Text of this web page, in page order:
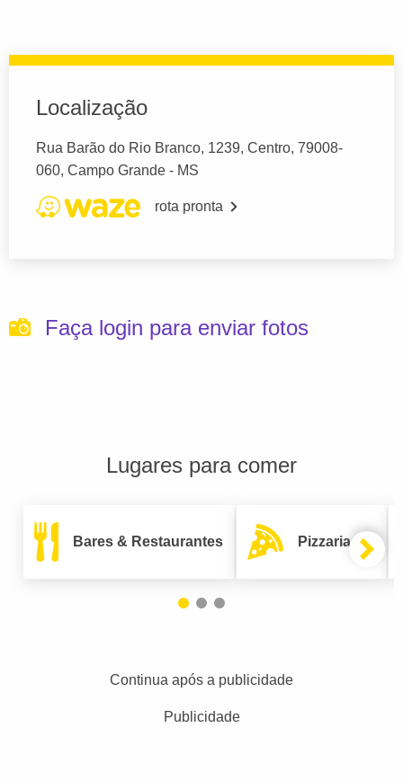
Localização
Rua Barão do Rio Branco, 1239, Centro, 79008-
060, Campo Grande - MS
rota pronta
Faça login para enviar fotos
Lugares para comer
Bares & Restaurantes Pizzarias
Continua após a publicidade
Publicidade